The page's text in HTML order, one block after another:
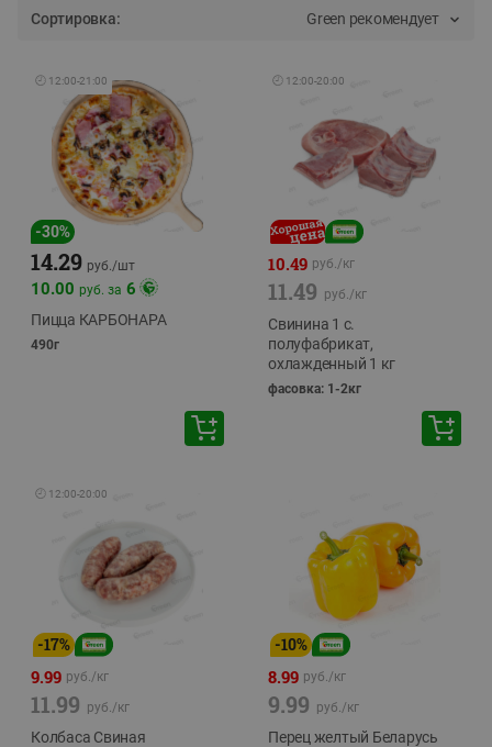
Сортировка: Green рекомендует
🕘 12:00-21:00
-30%
14.29 руб./шт
10.00 руб. за 6
Пицца КАРБОНАРА
490г
🕘 12:00-20:00
10.49 руб./кг
11.49 руб./кг
Свинина 1 с.
полуфабрикат,
охлажденный 1 кг
фасовка: 1-2кг
🕘 12:00-20:00
-17%
9.99 руб./кг
11.99 руб./кг
Колбаса Свиная
-10%
8.99 руб./кг
9.99 руб./кг
Перец желтый Беларусь